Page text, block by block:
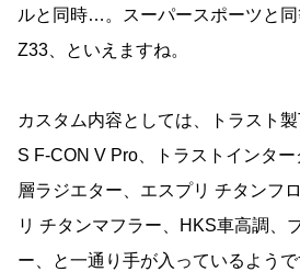
ルと同時…。スーパースポーツと
Z33、といえますね。
カスタム内容としては、トラスト
S F-CON V Pro、トラストインタ
層ラジエター、エスプリ チタンフ
リ チタンマフラー、HKS車高調、
ー、と一通り手が入っているようで